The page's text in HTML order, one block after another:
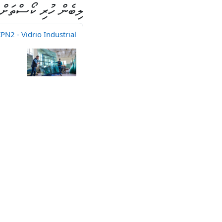
ލިބެން ހުރި ކޯސްތަށް
- Vidrio Industrial